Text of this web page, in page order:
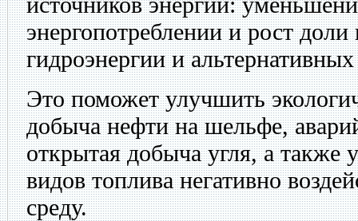
энергопотреблении и рост доли
гидроэнергии и
Это поможет улучшить
добыча нефти на шельфе,
открытая добыча угля, а также
видов топлива негативно
среду.